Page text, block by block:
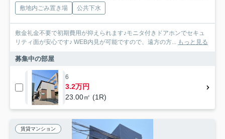
敷地内ごみ置き場 公共下水
敷金礼金不要で初期費用が抑えられます♪モニタ付きドアホンでセキュ
リティ面が安心です♪ WEB内見が可能ですので、遠方の方... もっと見る
募集中の部屋
6
3.2万円
23.00㎡ (1R)
賃貸マンション